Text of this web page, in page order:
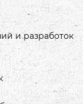
и разработок